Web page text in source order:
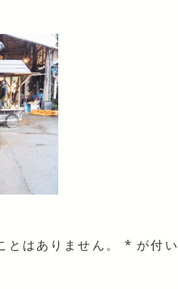
はありません。 * が付い